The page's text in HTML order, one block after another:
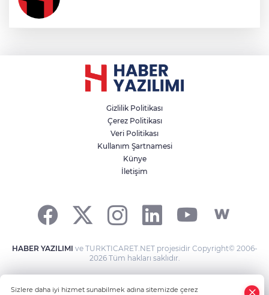
Gizlilik Politikası
Çerez Politikası
Veri Politikası
Kullanım Şartnamesi
Künye
İletişim
HABER YAZILIMI ve TURKTICARET.NET projesidir Copyright© 2006-
2026 Tüm hakları saklıdır.
Sizlere daha iyi hizmet sunabilmek adına sitemizde çerez